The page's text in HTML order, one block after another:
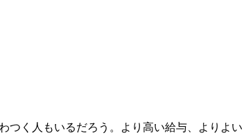
く人もいるだろう。より高い給与、よりよい